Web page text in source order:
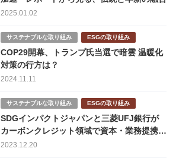
2025.01.02
サステナブルな取り組み ESGの取り組み
COP29開幕、トランプ氏当選で暗雲 温暖化
対策の行方は？
2024.11.11
サステナブルな取り組み ESGの取り組み
SDGインパクトジャパンと三菱UFJ銀行が
カーボンクレジット領域で資本・業務提携。
JCMにフォーカスした理由とは？
2023.12.20